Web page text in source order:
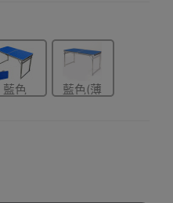
藍色
藍色(薄